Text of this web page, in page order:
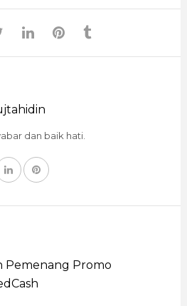
dan baik hati.
Pemenang Promo